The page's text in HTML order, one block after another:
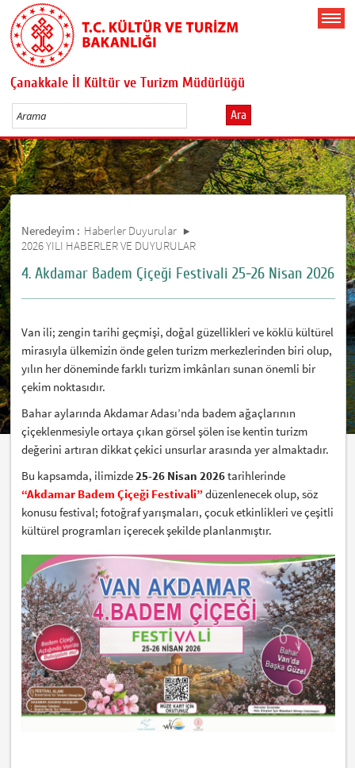
Çanakkale İl Kültür ve Turizm Müdürlüğü
Ara
Neredeyim : Haberler Duyurular
2026 YILI HABERLER VE DUYURULAR
4. Akdamar Badem Çiçeği Festivali 25-26 Nisan 2026
Van ili; zengin tarihi geçmişi, doğal güzellikleri ve köklü kültürel
mirasıyla ülkemizin önde gelen turizm merkezlerinden biri olup,
yılın her döneminde farklı turizm imkânları sunan önemli bir
çekim noktasıdır.
Bahar aylarında Akdamar Adası’nda badem ağaçlarının
çiçeklenmesiyle ortaya çıkan görsel şölen ise kentin turizm
değerini artıran dikkat çekici unsurlar arasında yer almaktadır.
Bu kapsamda, ilimizde25-26 Nisan 2026tarihlerinde
“Akdamar Badem Çiçeği Festivali”düzenlenecek olup, söz
konusu festival; fotoğraf yarışmaları, çocuk etkinlikleri ve çeşitli
kültürel programları içerecek şekilde planlanmıştır.